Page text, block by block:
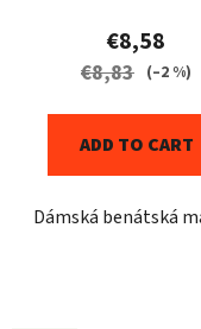
€8,58
€8,83 (–2 %)
ADD TO CART
Dámská benátská